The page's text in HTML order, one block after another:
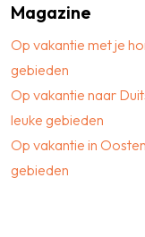
Magazine
Op vakantie met je
gebieden
Op vakantie naar
leuke gebieden
Op vakantie in
gebieden